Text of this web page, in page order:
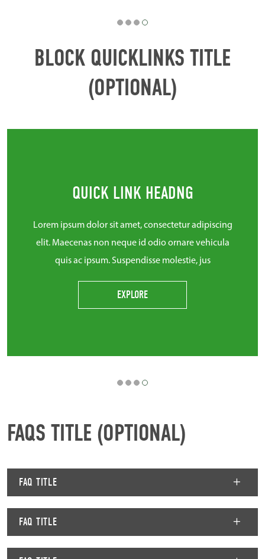
BLOCK QUICKLINKS TITLE
(OPTIONAL)
QUICK LINK HEADNG
Lorem ipsum dolor sit amet, consectetur adipiscing
elit. Maecenas non neque id odio ornare vehicula
quis ac ipsum. Suspendisse molestie, jus
EXPLORE
FAQS TITLE (OPTIONAL)
FAQ TITLE
FAQ TITLE